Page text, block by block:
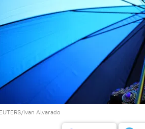
Ivan Alvarado